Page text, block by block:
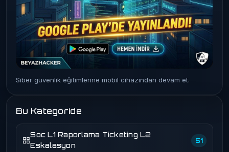
Siber güvenlik eğitimlerine mobil cihazından devam et.
Bu Kategoride
Soc L1 Raporlama Ticketing L2
Eskalasyon
51